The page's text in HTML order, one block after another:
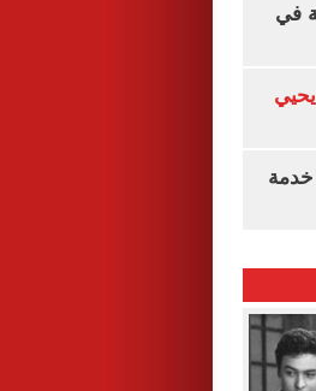
في
يحيي
خدمة